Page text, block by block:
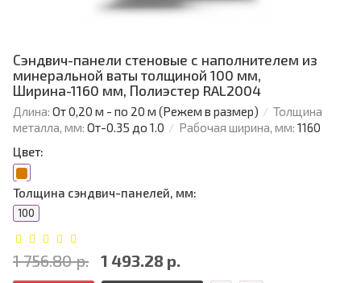
Сэндвич-панели стеновые с наполнителем из
минеральной ваты толщиной 100 мм,
Ширина-1160 мм, Полиэстер RAL2004
Длина: От 0,20 м - по 20 м (Режем в размер)
Толщина
металла, мм: От-0.35 до 1.0 Рабочая ширина, мм: 1160
Цвет:
Толщина сэндвич-панелей, мм:
100
1 756.80 р. 1 493.28 р.